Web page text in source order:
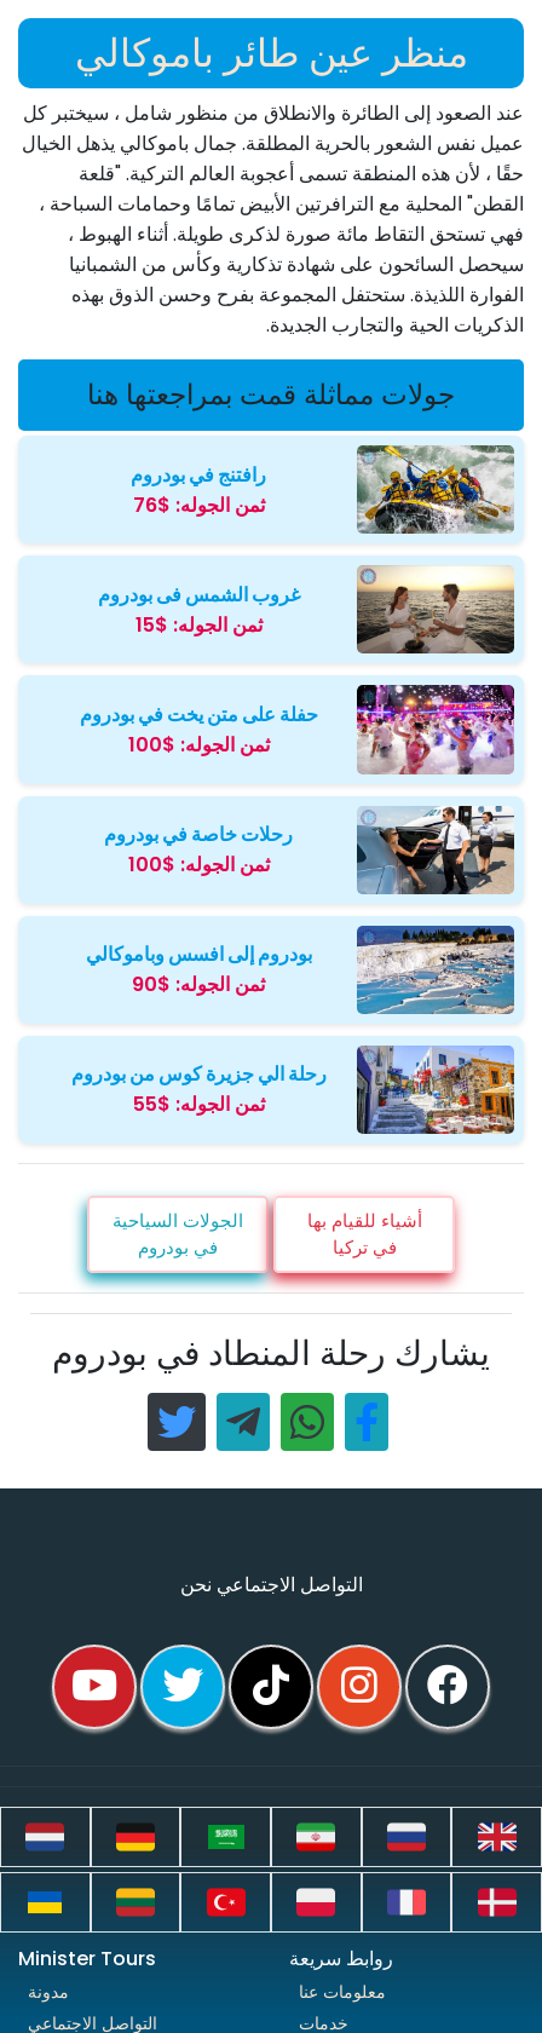
منظر عين طائر باموكالي
عند الصعود إلى الطائرة والانطلاق من منظور شامل ، سيختبر كل
عميل نفس الشعور بالحرية المطلقة. جمال باموكالي يذهل الخيال
حقًا ، لأن هذه المنطقة تسمى أعجوبة العالم التركية. "قلعة
القطن" المحلية مع الترافرتين الأبيض تمامًا وحمامات السباحة ،
فهي تستحق التقاط مائة صورة لذكرى طويلة. أثناء الهبوط ،
سيحصل السائحون على شهادة تذكارية وكأس من الشمبانيا
الفوارة اللذيذة. ستحتفل المجموعة بفرح وحسن الذوق بهذه
الذكريات الحية والتجارب الجديدة.
جولات مماثلة قمت بمراجعتها هنا
رافتنج في بودروم
ثمن الجوله: $76
غروب الشمس فی بودروم
ثمن الجوله: $15
حفلة على متن يخت في بودروم
ثمن الجوله: $100
رحلات خاصة في بودروم
ثمن الجوله: $100
بودروم إلى افسس وباموكالي
ثمن الجوله: $90
رحلة الي جزيرة كوس من بودروم
ثمن الجوله: $55
أشياء للقيام بها
في تركيا
الجولات السياحية
في بودروم
يشارك رحلة المنطاد في بودروم
التواصل الاجتماعي نحن
روابط سريعة
معلومات عنا
خدمات
Minister Tours
مدونة
التواصل الاجتماعي